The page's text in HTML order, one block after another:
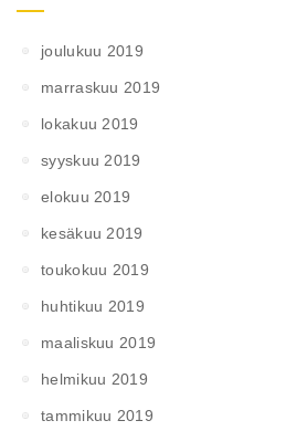
joulukuu 2019
marraskuu 2019
lokakuu 2019
syyskuu 2019
elokuu 2019
kesäkuu 2019
toukokuu 2019
huhtikuu 2019
maaliskuu 2019
helmikuu 2019
tammikuu 2019